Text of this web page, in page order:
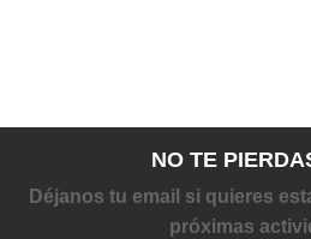
NO TE
Déjanos tu email si quieres
próximas